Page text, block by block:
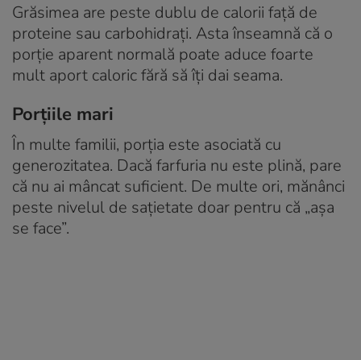
Grăsimea are peste dublu de calorii față de
proteine sau carbohidrați. Asta înseamnă că o
porție aparent normală poate aduce foarte
mult aport caloric fără să îți dai seama.
Porțiile mari
În multe familii, porția este asociată cu
generozitatea. Dacă farfuria nu este plină, pare
că nu ai mâncat suficient. De multe ori, mănânci
peste nivelul de sațietate doar pentru că „așa
se face”.